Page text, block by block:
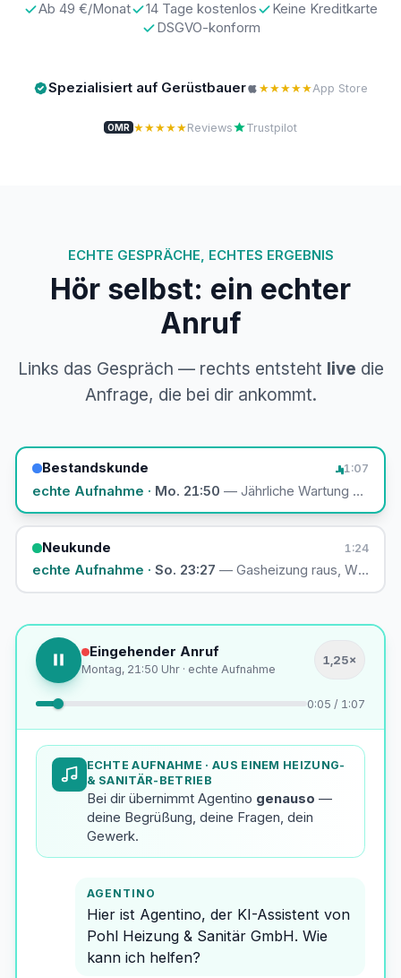
Ab 49 €/Monat 14 Tage kostenlos
Keine Kreditkarte
DSGVO-konform
Spezialisiert auf Gerüstbauer ★★★★★App Store
OMR ★★★★★Reviews Trustpilot
ECHTE GESPRÄCHE, ECHTES ERGEBNIS
Hör selbst: ein echter
Anruf
Links das Gespräch — rechts entsteht live die
Anfrage, die bei dir ankommt.
Bestandskunde 1:07
echte Aufnahme · Mo. 21:50 — Jährliche Wartung
Neukunde 1:24
echte Aufnahme · So. 23:27 — Gasheizung raus,
Eingehender Anruf
Montag, 21:50 Uhr · echte Aufnahme
1,25×
0:07 / 1:07
ECHTE AUFNAHME · AUS EINEM HEIZUNG-
& SANITÄR-BETRIEB
Bei dir übernimmt Agentino genauso —
deine Begrüßung, deine Fragen, dein
Gewerk.
AGENTINO
Hier ist Agentino, der KI-Assistent von
Pohl Heizung & Sanitär GmbH. Wie
kann ich helfen?